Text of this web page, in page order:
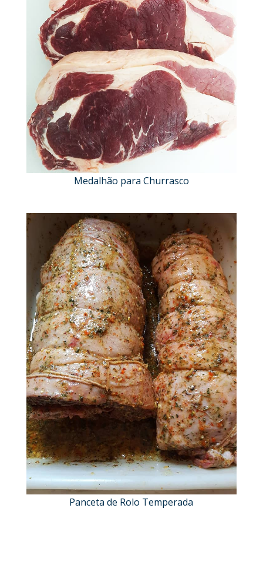
Medalhão para Churrasco
Panceta de Rolo Temperada